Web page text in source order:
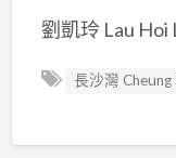
劉凱玲 Lau Hoi
長沙灣 Cheung